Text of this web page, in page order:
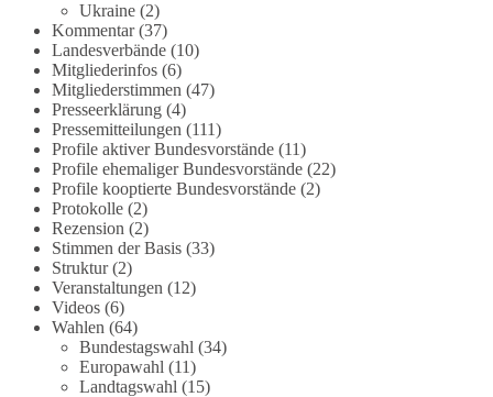
grundlegende Fragen zum Menschenbild, zum
Rechtsstaat und zur Demokratie aufwerfen. [...]
👉 Hier weiterlesen:https://diebasis-
partei.de/2026/07/grundrechte-der-natur-ein-
angriff-auf-das-grundgesetz/
🟩🟩🟦🟦🟥🟥🟧🟧
Es ging weniger um fertige Antworten als um eine
Debatte darüber, wie Freiheit, Verantwortung,
Naturschutz und Grundrechte in einer
demokratischen Gesellschaft künftig miteinander
in Einklang gebracht werden können.
#dieBasis #natur #grundrechte
#demokratie
Ukraine(2)
Kommentar(37)
Landesverbände(10)
Mitgliederinfos(6)
Mitgliederstimmen (47)
Presseerklärung(4)
Pressemitteilungen (111)
Profile aktiver Bundesvorstände(11)
Profile ehemaliger Bundesvorstände(22)
Profile kooptierte Bundesvorstände(2)
Protokolle(2)
Rezension (2)
Stimmen der Basis(33)
Struktur(2)
Veranstaltungen (12)
Videos(6)
Wahlen (64)
Bundestagswahl (34)
Europawahl (11)
Landtagswahl (15)